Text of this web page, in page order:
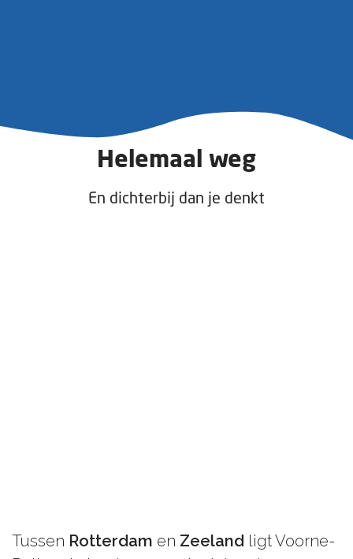
Helemaal weg
En dichterbij dan je denkt
Tussen Rotterdam en Zeeland ligt Voorne-